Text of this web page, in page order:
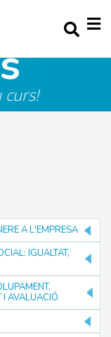
curs!
A L'EMPRESA
IGUALTAT,
I AVALUACIÓ